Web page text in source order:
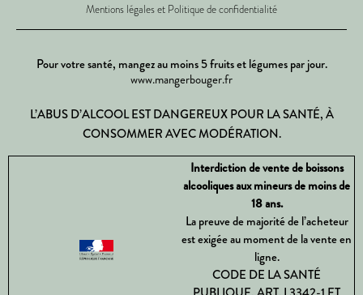
Mentions légales et Politique de confidentialité
Pour votre santé, mangez au moins 5 fruits et légumes par jour.
www.mangerbouger.fr
L’ABUS D’ALCOOL EST DANGEREUX POUR LA SANTÉ, À
CONSOMMER AVEC MODÉRATION.
Interdiction de vente de boissons
alcooliques aux mineurs de moins de
18 ans.
La preuve de majorité de l’acheteur
est exigée au moment de la vente en
ligne.
CODE DE LA SANTÉ